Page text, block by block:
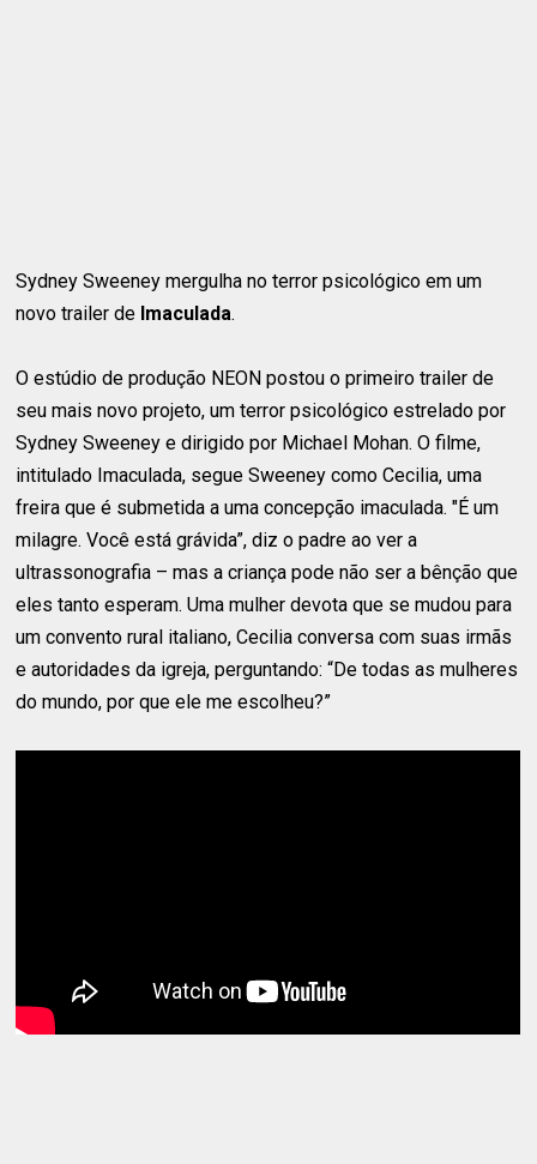
Sydney Sweeney mergulha no terror psicológico em um
novo trailer de Imaculada.
O estúdio de produção NEON postou o primeiro trailer de
seu mais novo projeto, um terror psicológico estrelado por
Sydney Sweeney e dirigido por Michael Mohan. O filme,
intitulado Imaculada, segue Sweeney como Cecilia, uma
freira que é submetida a uma concepção imaculada. "É um
milagre. Você está grávida”, diz o padre ao ver a
ultrassonografia – mas a criança pode não ser a bênção que
eles tanto esperam. Uma mulher devota que se mudou para
um convento rural italiano, Cecilia conversa com suas irmãs
e autoridades da igreja, perguntando: “De todas as mulheres
do mundo, por que ele me escolheu?”